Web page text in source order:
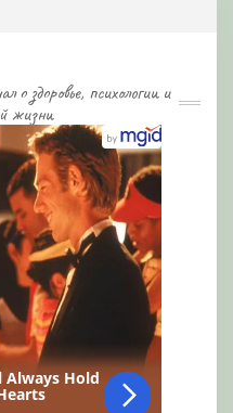
здоровье, психологии и
жизни